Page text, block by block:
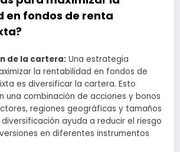
en fondos de renta
de la cartera: Una estrategia
la rentabilidad en fondos de
es diversificar la cartera. Esto
una combinación de acciones y bonos
regiones geográficas y tamaños
ayuda a reducir el riesgo
en diferentes instrumentos